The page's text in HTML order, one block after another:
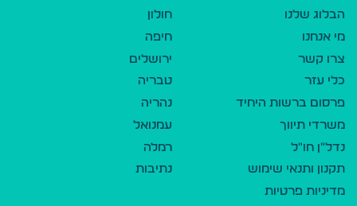
הבלוג שלנו
מי אנחנו
צרו קשר
כלי עזר
פרסום ברשות היחיד
משרדי תיווך
נדל"ן חו"ל
תקנון ותנאי שימוש
מדיניות פרטיות
חולון
חיפה
ירושלים
טבריה
נהריה
עמנואל
רמלה
נתיבות